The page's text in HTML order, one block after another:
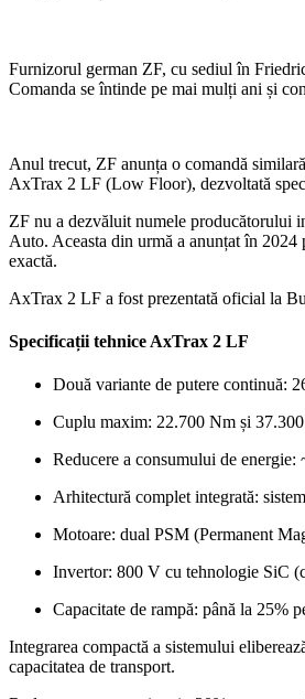
Furnizorul german ZF, cu sediul în
Comanda se întinde pe mai mulți ani și
Anul trecut, ZF anunța o comandă
AxTrax 2 LF (Low Floor), dezvoltată
ZF nu a dezvăluit numele producătorului
Auto. Aceasta din urmă a anunțat în
exactă.
AxTrax 2 LF a fost prezentată oficial la
Specificații tehnice AxTrax 2 LF
Două variante de putere continuă:
Cuplu maxim: 22.700 Nm și
Reducere a consumului de
Arhitectură complet integrată:
Motoare: dual PSM (Permanent
Invertor: 800 V cu tehnologie SiC
Capacitate de rampă: până la 25%
Integrarea compactă a sistemului
capacitatea de transport.